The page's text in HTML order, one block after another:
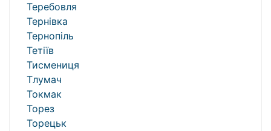
Теребовля
Тернівка
Тернопіль
Тетіїв
Тисмениця
Тлумач
Токмак
Торез
Торецьк